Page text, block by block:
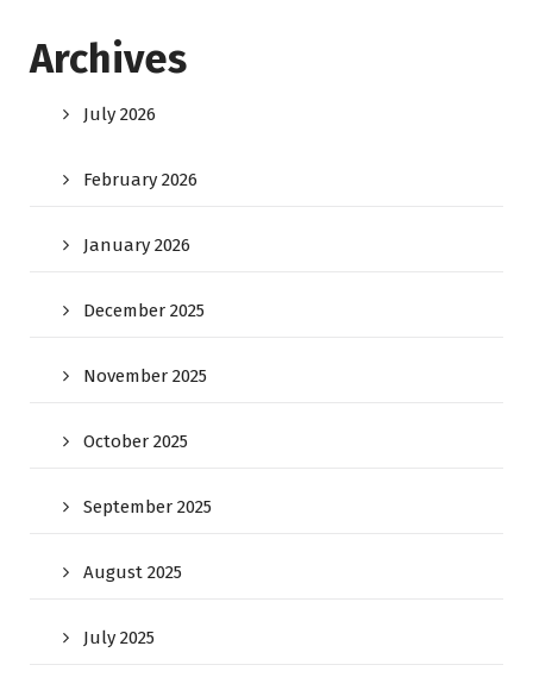
Archives
July 2026
February 2026
January 2026
December 2025
November 2025
October 2025
September 2025
August 2025
July 2025